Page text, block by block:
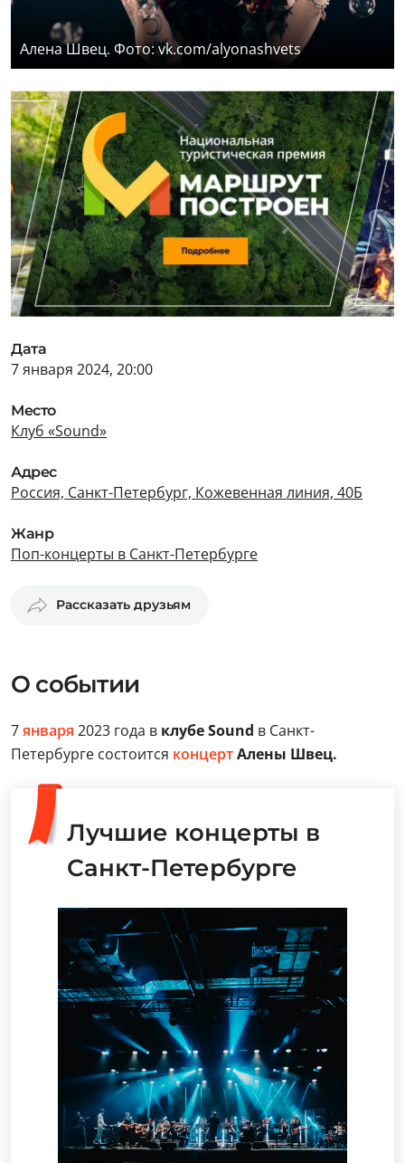
Алена Швец. Фото: vk.com/alyonashvets
Дата
7 января 2024, 20:00
Место
Клуб «Sound»
Адрес
Россия, Санкт-Петербург, Кожевенная линия, 40Б
Жанр
Поп-концерты в Санкт-Петербурге
Рассказать друзьям
О событии
7января 2023 года в клубе Sound в Санкт-
Петербурге состоится концертАлены Швец.
Лучшие концерты в
Санкт-Петербурге